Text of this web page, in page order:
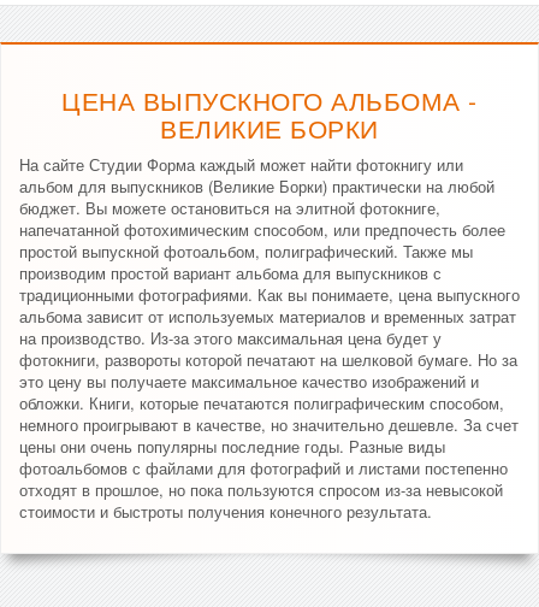
ЦЕНА ВЫПУСКНОГО АЛЬБОМА -
ВЕЛИКИЕ БОРКИ
На сайте Студии Форма каждый может найти фотокнигу или
альбом для выпускников (Великие Борки) практически на любой
бюджет. Вы можете остановиться на элитной фотокниге,
напечатанной фотохимическим способом, или предпочесть более
простой выпускной фотоальбом, полиграфический. Также мы
производим простой вариант альбома для выпускников с
традиционными фотографиями. Как вы понимаете, цена выпускного
альбома зависит от используемых материалов и временных затрат
на производство. Из-за этого максимальная цена будет у
фотокниги, развороты которой печатают на шелковой бумаге. Но за
это цену вы получаете максимальное качество изображений и
обложки. Книги, которые печатаются полиграфическим способом,
немного проигрывают в качестве, но значительно дешевле. За счет
цены они очень популярны последние годы. Разные виды
фотоальбомов с файлами для фотографий и листами постепенно
отходят в прошлое, но пока пользуются спросом из-за невысокой
стоимости и быстроты получения конечного результата.